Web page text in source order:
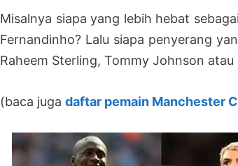
Misalnya siapa yang lebih hebat
Fernandinho? Lalu siapa penyerang
Raheem Sterling, Tommy Johnson atau
(baca juga daftar pemain Manchester